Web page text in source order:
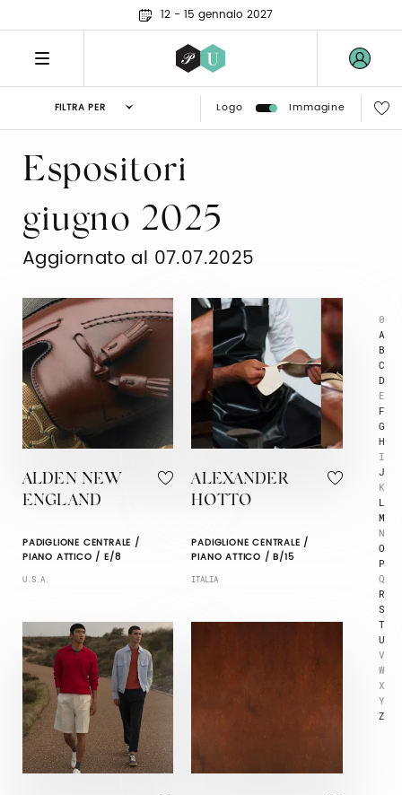
12 - 15 gennaio 2027
FILTRA PER Logo Immagine
0
A
B
C
D
E
F
G
H
I
J
K
L
M
N
O
P
Q
R
S
T
U
V
W
X
Y
Z
Espositori
giugno 2025
Aggiornato al 07.07.2025
ALDEN NEW
ENGLAND
PADIGLIONE CENTRALE /
PIANO ATTICO / E/8
U.S.A.
ALEXANDER
HOTTO
PADIGLIONE CENTRALE /
PIANO ATTICO / B/15
ITALIA